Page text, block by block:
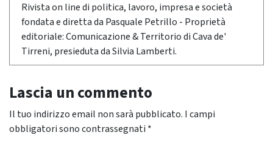
Rivista on line di politica, lavoro, impresa e società
fondata e diretta da Pasquale Petrillo - Proprietà
editoriale: Comunicazione & Territorio di Cava de'
Tirreni, presieduta da Silvia Lamberti.
Lascia un commento
Il tuo indirizzo email non sarà pubblicato. I campi
obbligatori sono contrassegnati *